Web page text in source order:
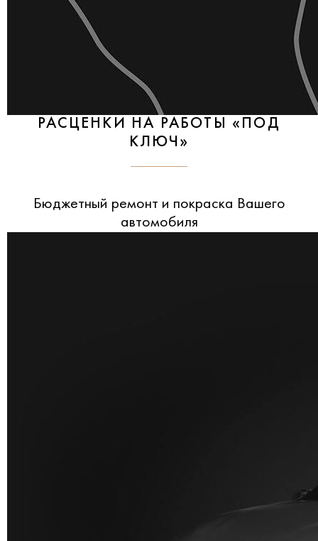
РАСЦЕНКИ НА РАБОТЫ «ПОД
КЛЮЧ»
Бюджетный ремонт и покраска Вашего
автомобиля